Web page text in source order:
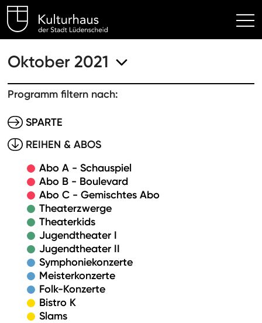
Kulturhaus Lüdenscheid
Oktober 2021
Programm filtern nach:
SPARTE
REIHEN & ABOS
Abo A - Schauspiel
Abo B - Boulevard
Abo C - Gemischtes Abo
Theaterzwerge
Theaterkids
Jugendtheater I
Jugendtheater II
Symphoniekonzerte
Meisterkonzerte
Folk-Konzerte
Bistro K
Slams